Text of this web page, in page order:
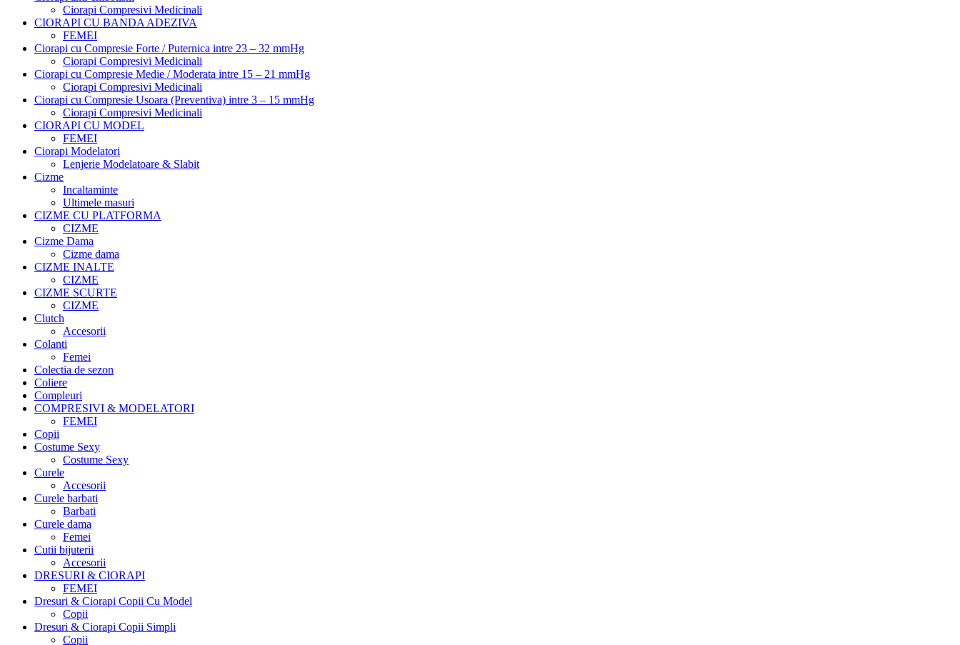
Ciorapi Compresivi Medicinali
CIORAPI CU BANDA ADEZIVA
FEMEI
Ciorapi cu Compresie Forte / Puternica intre 23 – 32 mmHg
Ciorapi Compresivi Medicinali
Ciorapi cu Compresie Medie / Moderata intre 15 – 21 mmHg
Ciorapi Compresivi Medicinali
Ciorapi cu Compresie Usoara (Preventiva) intre 3 – 15 mmHg
Ciorapi Compresivi Medicinali
CIORAPI CU MODEL
FEMEI
Ciorapi Modelatori
Lenjerie Modelatoare & Slabit
Cizme
Incaltaminte
Ultimele masuri
CIZME CU PLATFORMA
CIZME
Cizme Dama
Cizme dama
CIZME INALTE
CIZME
CIZME SCURTE
CIZME
Clutch
Accesorii
Colanti
Femei
Colectia de sezon
Coliere
Compleuri
COMPRESIVI & MODELATORI
FEMEI
Copii
Costume Sexy
Costume Sexy
Curele
Accesorii
Curele barbati
Barbati
Curele dama
Femei
Cutii bijuterii
Accesorii
DRESURI & CIORAPI
FEMEI
Dresuri & Ciorapi Copii Cu Model
Copii
Dresuri & Ciorapi Copii Simpli
Copii